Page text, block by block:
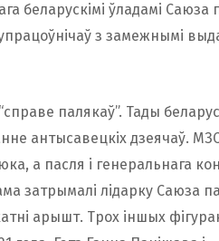
беларускімі ўладамі Саюза
з замежнымі
палякаў”. Тады
антысавецкіх дзеячаў.
а пасля і генеральнага
затрымалі лідарку Саюза
арышт. Трох іншых